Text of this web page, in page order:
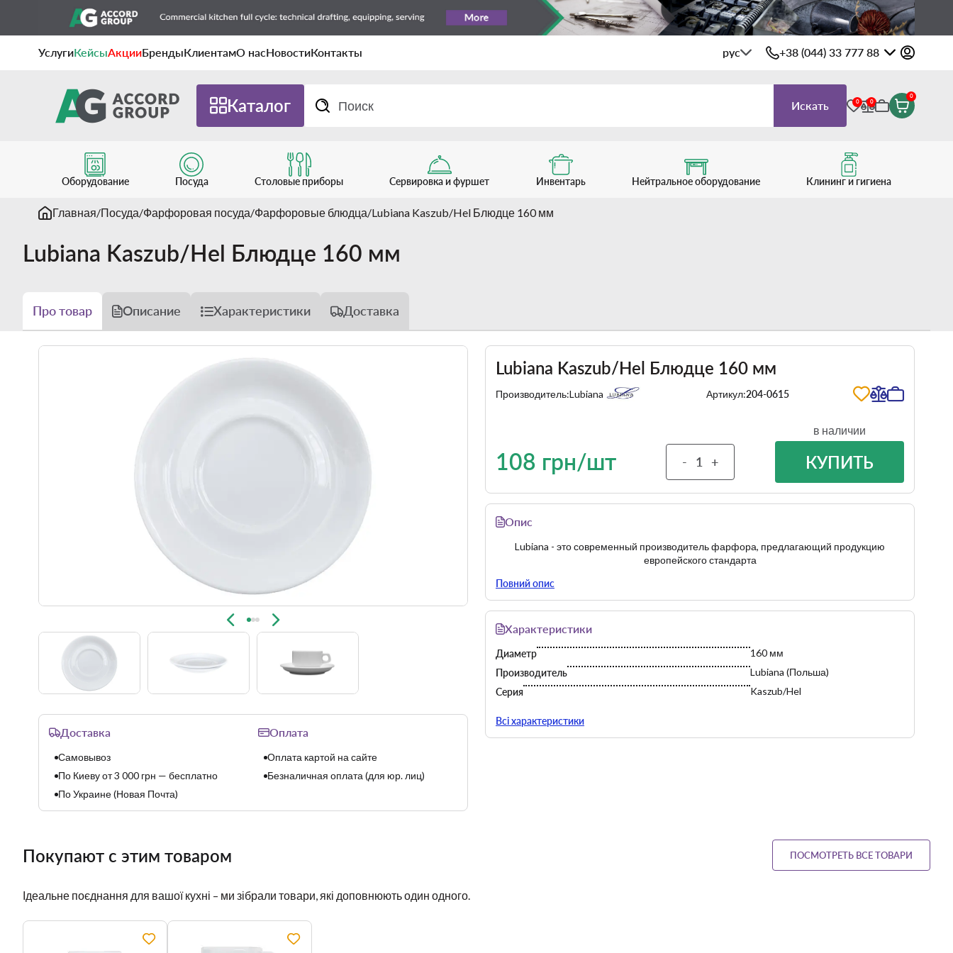
УслугиКейсыАкцииБрендыКлиентамО насНовостиКонтакты рус +38 (044) 33 777 88
Каталог Искать 0 0
0
Оборудование Посуда Столовые приборы Сервировка и фуршет Инвентарь Нейтральное оборудование Клининг и гигиена
Главная Посуда Фарфоровая посуда Фарфоровые блюдца Lubiana Kaszub/Hel Блюдце 160 мм
Lubiana Kaszub/Hel Блюдце 160 мм
Про товар Описание Характеристики Доставка
Доставка
Самовывоз
По Киеву от 3 000 грн — бесплатно
По Украине (Новая Почта)
Оплата
Оплата картой на сайте
Безналичная оплата (для юр. лиц)
Lubiana Kaszub/Hel Блюдце 160 мм
Производитель:Lubiana Артикул:204-0615
108 грн/шт - +
в наличии
КУПИТЬ
Опис
Lubiana - это современный производитель фарфора, предлагающий продукцию
европейского стандарта
рынках способствует экспорту продукции бренда. Производственные мощности
характеризуются высокой продуктивностью.
Lubiana производит твердый белый фарфор. Применяются многократные
Повний опис
Характеристики
Диаметр
160 мм
Производитель
Lubiana (Польша)
Серия
Kaszub/Hel
Всі характеристики
Покупают с этим товаром ПОСМОТРЕТЬ ВСЕ ТОВАРИ
Ідеальне поєднання для вашої кухні – ми зібрали товари, які доповнюють один одного.